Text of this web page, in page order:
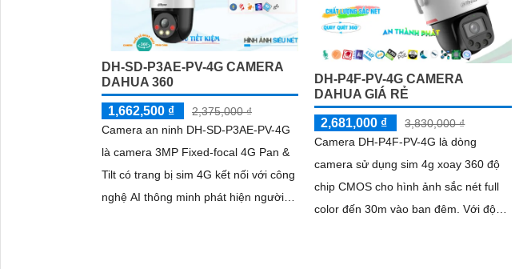
DH-SD-P3AE-PV-4G CAMERA
DAHUA 360
1,662,500 ₫
2,375,000 ₫
Camera an ninh DH-SD-P3AE-PV-4G
là camera 3MP Fixed-focal 4G Pan &
Tilt có trang bị sim 4G kết nối với công
nghệ AI thông minh phát hiện người
DH-P4F-PV-4G CAMERA
DAHUA GIÁ RẺ
2,681,000 ₫
3,830,000 ₫
Camera DH-P4F-PV-4G là dòng
camera sử dụng sim 4g xoay 360 độ
chip CMOS cho hình ảnh sắc nét full
color đến 30m vào ban đêm. Với độ